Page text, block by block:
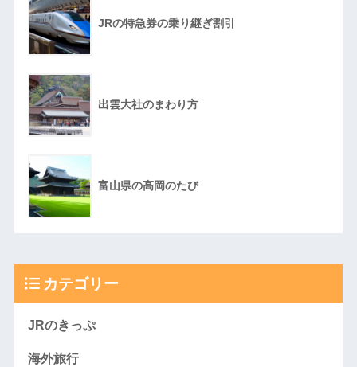
JRの特急券の乗り継ぎ割引
出雲大社のまわり方
富山県の高岡のたび
カテゴリー
JRのきっぷ
海外旅行